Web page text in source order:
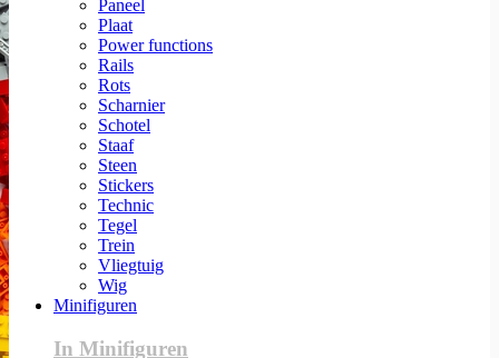
Paneel
Plaat
Power functions
Rails
Rots
Scharnier
Schotel
Staaf
Steen
Stickers
Technic
Tegel
Trein
Vliegtuig
Wig
Minifiguren
In Minifiguren